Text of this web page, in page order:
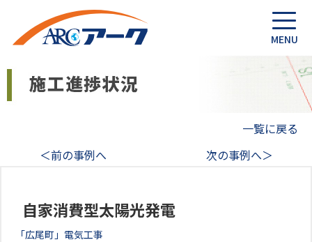
一覧に戻る
＜前の事例へ
次の事例へ＞
自家消費型太陽光発電
「広尾町」電気工事